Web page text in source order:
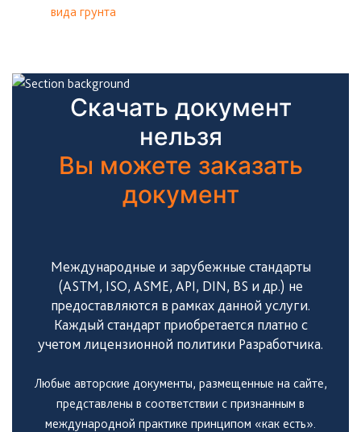
вида грунта
Скачать документ
нельзя
Вы можете заказать
документ
Международные и зарубежные стандарты
(ASTM, ISO, ASME, API, DIN, BS и др.) не
предоставляются в рамках данной услуги.
Каждый стандарт приобретается платно с
учетом лицензионной политики Разработчика.
Любые авторские документы, размещенные на сайте,
представлены в соответствии с признанным в
международной практике принципом «как есть».